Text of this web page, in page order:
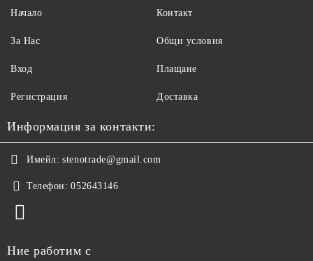
Начало
За Нас
Вход
Регистрация
Контакт
Общи условия
Плащане
Доставка
Информация за контакти:
Имейл: stenotrade@gmail.com
Телефон: 052643146
Ние работим с